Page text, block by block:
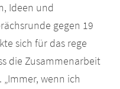
Ideen und
gegen 19
sich für das rege
die Zusammenarbeit
wenn ich